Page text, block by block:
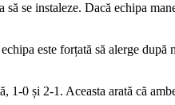
se instaleze. Dacă echipa
este forțată să alerge
0 și 2-1. Aceasta arată că